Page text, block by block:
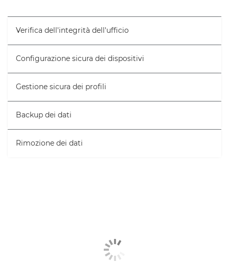
ULTERIORI INFORMAZIONI
CONTATTACI
Verifica dell'integrità dell'ufficio
Configurazione sicura dei dispositivi
Gestione sicura dei profili
Backup dei dati
Rimozione dei dati